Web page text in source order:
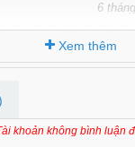
6
6
6
Xem thêm
khoản không bình luận